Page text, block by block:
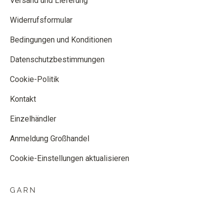
Widerrufsformular
Bedingungen und Konditionen
Datenschutzbestimmungen
Cookie-Politik
Kontakt
Einzelhändler
Anmeldung Großhandel
Cookie-Einstellungen aktualisieren
GARN